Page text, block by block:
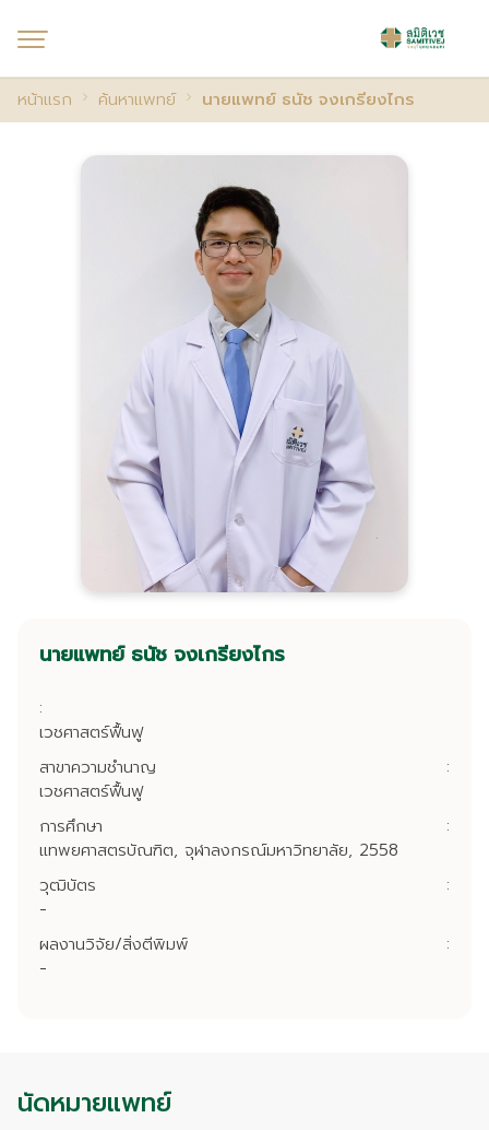
หน้าแรก ค้นหาแพทย์ นายแพทย์ ธนัช จงเกรียงไกร
นายแพทย์ ธนัช จงเกรียงไกร
:
เวชศาสตร์ฟื้นฟู
สาขาความชำนาญ
:
เวชศาสตร์ฟื้นฟู
การศึกษา
:
แทพยศาสตรบัณฑิต, จุฬาลงกรณ์มหาวิทยาลัย, 2558
วุฒิบัตร
:
-
ผลงานวิจัย/สิ่งตีพิมพ์
:
-
นัดหมายแพทย์